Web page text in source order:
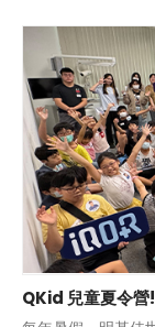
QKid 兒童夏令營